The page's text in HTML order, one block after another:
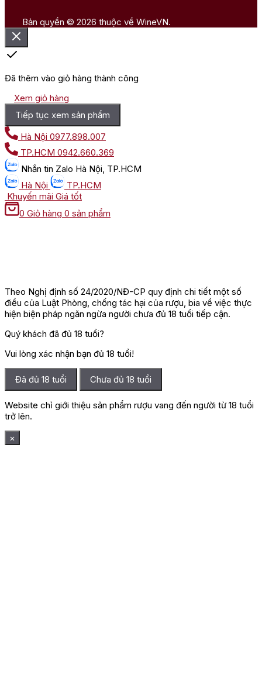
Bản quyền © 2026 thuộc về WineVN.
Đã thêm vào giỏ hàng thành công
Xem giỏ hàng
Tiếp tục xem sản phẩm
Hà Nội 0977.898.007
TP.HCM 0942.660.369
Nhắn tin Zalo Hà Nội, TP.HCM
Hà Nội
TP.HCM
Khuyến mãi Giá tốt
0 Giỏ hàng 0 sản phẩm
Theo Nghị định số 24/2020/NĐ-CP quy định chi tiết một số
điều của Luật Phòng, chống tác hại của rượu, bia về việc thực
hiện biện pháp ngăn ngừa người chưa đủ 18 tuổi tiếp cận.
Quý khách đã đủ 18 tuổi?
Vui lòng xác nhận bạn đủ 18 tuổi!
Đã đủ 18 tuổi Chưa đủ 18 tuổi
Website chỉ giới thiệu sản phẩm rượu vang đến người từ 18 tuổi
trở lên.
×